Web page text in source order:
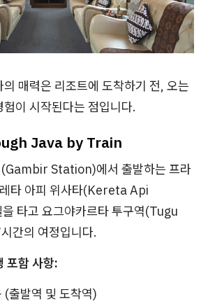
매력은 리조트에 도착하기 전, 오는
이 시작된다는 점입니다.
Java by Train
(Gambir Station)에서 출발하는 프라
타 아피 위사타(Kereta Api
타고 요그야카르타 투구역(Tugu
간의 여정입니다.
포함 사항:
출발역 및 도착역)